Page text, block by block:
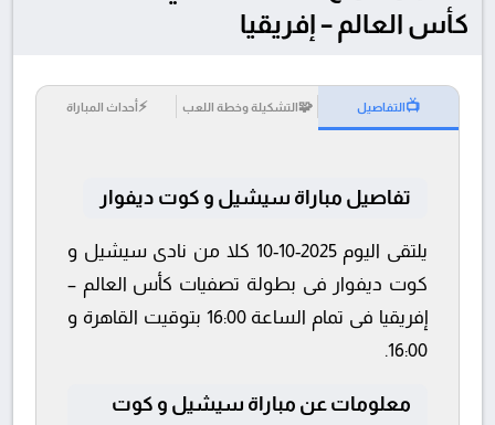
كأس العالم – إفريقيا
📺التفاصيل 🧩التشكيلة وخطة اللعب ⚡أحداث المباراة
تفاصيل مباراة سيشيل و كوت ديفوار
يلتقى اليوم 2025-10-10 كلا من نادى سيشيل و
كوت ديفوار فى بطولة تصفيات كأس العالم –
إفريقيا فى تمام الساعة 16:00 بتوقيت القاهرة و
16:00.
معلومات عن مباراة سيشيل و كوت